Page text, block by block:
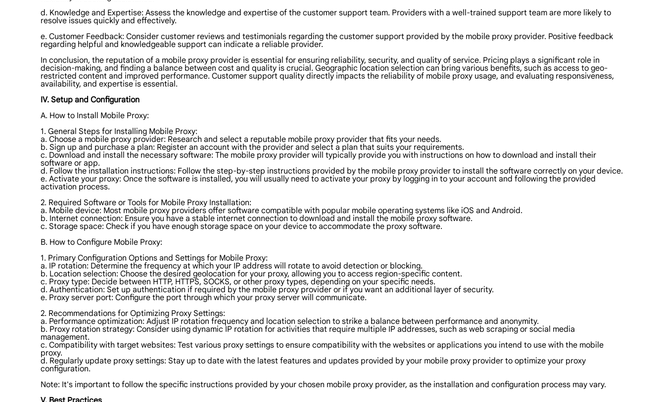
d. Knowledge and Expertise: Assess the knowledge and expertise of the customer support team. Providers with a well-trained support team are more likely to
resolve issues quickly and effectively.
e. Customer Feedback: Consider customer reviews and testimonials regarding the customer support provided by the mobile proxy provider. Positive feedback
regarding helpful and knowledgeable support can indicate a reliable provider.
In conclusion, the reputation of a mobile proxy provider is essential for ensuring reliability, security, and quality of service. Pricing plays a significant role in
decision-making, and finding a balance between cost and quality is crucial. Geographic location selection can bring various benefits, such as access to geo-
restricted content and improved performance. Customer support quality directly impacts the reliability of mobile proxy usage, and evaluating responsiveness,
availability, and expertise is essential.
IV. Setup and Configuration
A. How to Install Mobile Proxy:
1. General Steps for Installing Mobile Proxy:
a. Choose a mobile proxy provider: Research and select a reputable mobile proxy provider that fits your needs.
b. Sign up and purchase a plan: Register an account with the provider and select a plan that suits your requirements.
c. Download and install the necessary software: The mobile proxy provider will typically provide you with instructions on how to download and install their
software or app.
d. Follow the installation instructions: Follow the step-by-step instructions provided by the mobile proxy provider to install the software correctly on your device.
e. Activate your proxy: Once the software is installed, you will usually need to activate your proxy by logging in to your account and following the provided
activation process.
2. Required Software or Tools for Mobile Proxy Installation:
a. Mobile device: Most mobile proxy providers offer software compatible with popular mobile operating systems like iOS and Android.
b. Internet connection: Ensure you have a stable internet connection to download and install the mobile proxy software.
c. Storage space: Check if you have enough storage space on your device to accommodate the proxy software.
B. How to Configure Mobile Proxy:
1. Primary Configuration Options and Settings for Mobile Proxy:
a. IP rotation: Determine the frequency at which your IP address will rotate to avoid detection or blocking.
b. Location selection: Choose the desired geolocation for your proxy, allowing you to access region-specific content.
c. Proxy type: Decide between HTTP, HTTPS, SOCKS, or other proxy types, depending on your specific needs.
d. Authentication: Set up authentication if required by the mobile proxy provider or if you want an additional layer of security.
e. Proxy server port: Configure the port through which your proxy server will communicate.
2. Recommendations for Optimizing Proxy Settings:
a. Performance optimization: Adjust IP rotation frequency and location selection to strike a balance between performance and anonymity.
b. Proxy rotation strategy: Consider using dynamic IP rotation for activities that require multiple IP addresses, such as web scraping or social media
management.
c. Compatibility with target websites: Test various proxy settings to ensure compatibility with the websites or applications you intend to use with the mobile
proxy.
d. Regularly update proxy settings: Stay up to date with the latest features and updates provided by your mobile proxy provider to optimize your proxy
configuration.
Note: It's important to follow the specific instructions provided by your chosen mobile proxy provider, as the installation and configuration process may vary.